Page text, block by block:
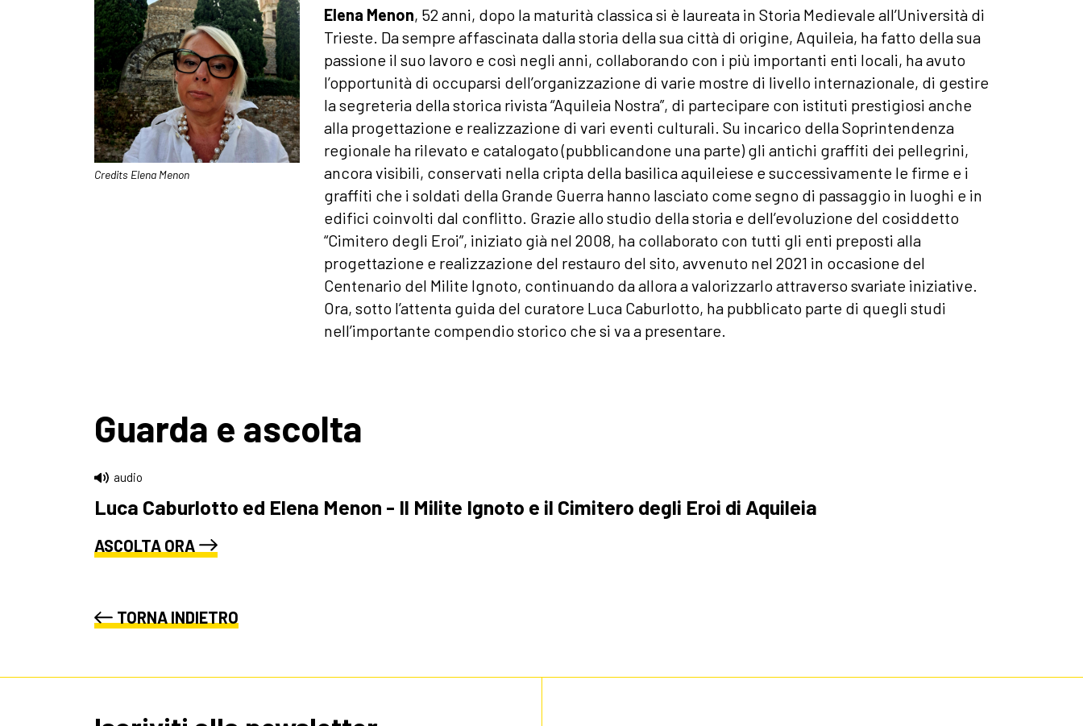
Credits Elena Menon
Elena Menon, 52 anni, dopo la maturità classica si è laureata in Storia Medievale all’Università di
Trieste. Da sempre affascinata dalla storia della sua città di origine, Aquileia, ha fatto della sua
passione il suo lavoro e così negli anni, collaborando con i più importanti enti locali, ha avuto
l’opportunità di occuparsi dell’organizzazione di varie mostre di livello internazionale, di gestire
la segreteria della storica rivista “Aquileia Nostra”, di partecipare con istituti prestigiosi anche
alla progettazione e realizzazione di vari eventi culturali. Su incarico della Soprintendenza
regionale ha rilevato e catalogato (pubblicandone una parte) gli antichi graffiti dei pellegrini,
ancora visibili, conservati nella cripta della basilica aquileiese e successivamente le firme e i
graffiti che i soldati della Grande Guerra hanno lasciato come segno di passaggio in luoghi e in
edifici coinvolti dal conflitto. Grazie allo studio della storia e dell’evoluzione del cosiddetto
“Cimitero degli Eroi”, iniziato già nel 2008, ha collaborato con tutti gli enti preposti alla
progettazione e realizzazione del restauro del sito, avvenuto nel 2021 in occasione del
Centenario del Milite Ignoto, continuando da allora a valorizzarlo attraverso svariate iniziative.
Ora, sotto l’attenta guida del curatore Luca Caburlotto, ha pubblicato parte di quegli studi
nell’importante compendio storico che si va a presentare.
Guarda e ascolta
audio
Luca Caburlotto ed Elena Menon - Il Milite Ignoto e il Cimitero degli Eroi di Aquileia
ASCOLTA ORA
TORNA INDIETRO